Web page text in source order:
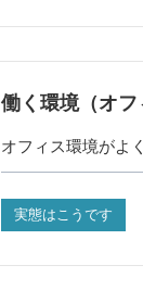
働く環境（オ
オフィス環境がよ
実態はこうです